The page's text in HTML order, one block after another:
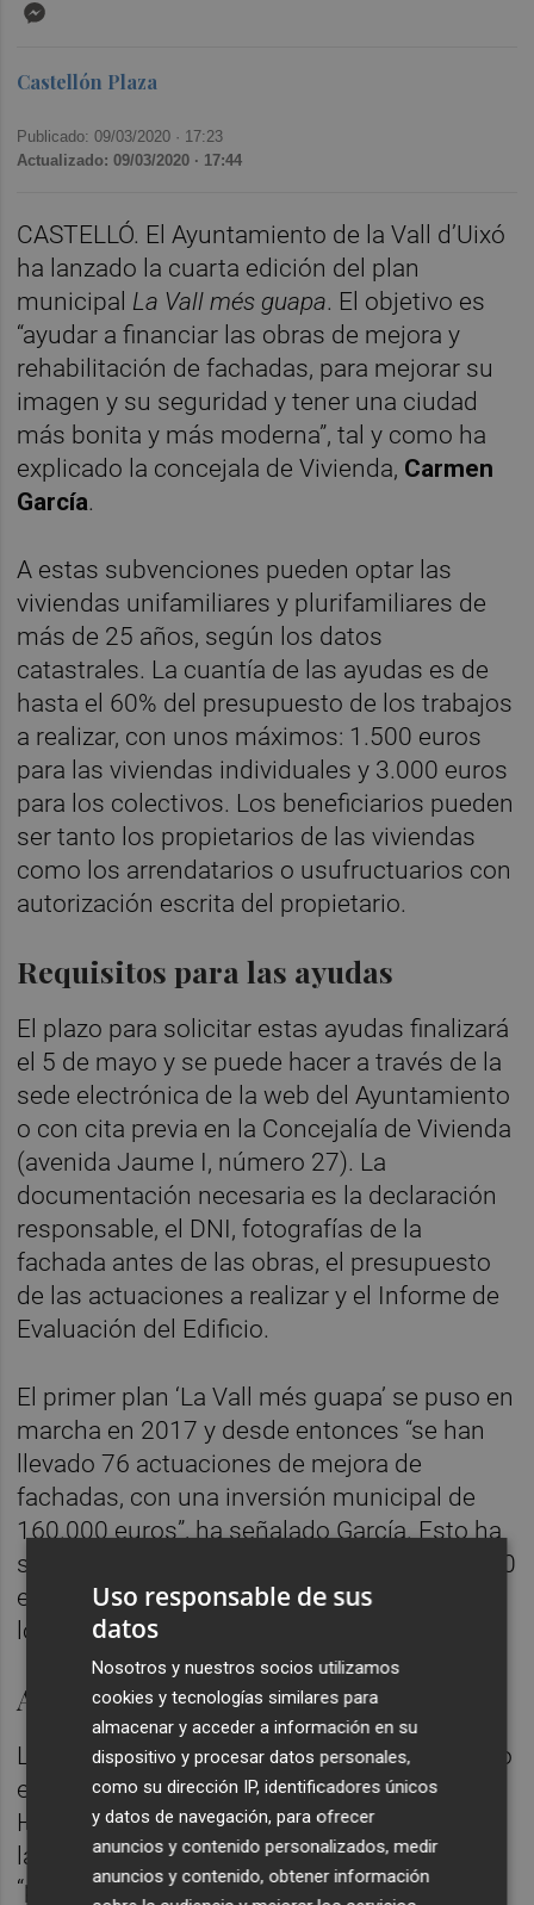
Castellón Plaza
Publicado: 09/03/2020 · 17:23
Actualizado: 09/03/2020 · 17:44
CASTELLÓ. El Ayuntamiento de la Vall d’Uixó
ha lanzado la cuarta edición del plan
municipal La Vall més guapa. El objetivo es
“ayudar a financiar las obras de mejora y
rehabilitación de fachadas, para mejorar su
imagen y su seguridad y tener una ciudad
más bonita y más moderna”, tal y como ha
explicado la concejala de Vivienda, Carmen
García.
A estas subvenciones pueden optar las
viviendas unifamiliares y plurifamiliares de
más de 25 años, según los datos
catastrales. La cuantía de las ayudas es de
hasta el 60% del presupuesto de los trabajos
a realizar, con unos máximos: 1.500 euros
para las viviendas individuales y 3.000 euros
para los colectivos. Los beneficiarios pueden
ser tanto los propietarios de las viviendas
como los arrendatarios o usufructuarios con
autorización escrita del propietario.
Requisitos para las ayudas
El plazo para solicitar estas ayudas finalizará
el 5 de mayo y se puede hacer a través de la
sede electrónica de la web del Ayuntamiento
o con cita previa en la Concejalía de Vivienda
(avenida Jaume I, número 27). La
documentación necesaria es la declaración
responsable, el DNI, fotografías de la
fachada antes de las obras, el presupuesto
de las actuaciones a realizar y el Informe de
Evaluación del Edificio.
El primer plan ‘La Vall més guapa’ se puso en
marcha en 2017 y desde entonces “se han
llevado 76 actuaciones de mejora de
fachadas, con una inversión municipal de
160.000 euros”, ha señalado García. Esto ha
supuesto un impacto económico de 300.000
euros “sobre todo en pequeñas empresas
locales de reformas, pintura y forja”.
Ayudas al alquiler
La Generalitat Valenciana también ha abierto
el plazo para optar a las ayudas al alquiler.
Hasta el 31 de marzo se pueden presentar
las solicitudes y en la Concejalía de Vivienda
“podemos ayudar con las gestiones o a
Uso responsable de sus
datos
Nosotros y nuestros socios utilizamos
cookies y tecnologías similares para
almacenar y acceder a información en su
dispositivo y procesar datos personales,
como su dirección IP, identificadores únicos
y datos de navegación, para ofrecer
anuncios y contenido personalizados, medir
anuncios y contenido, obtener información